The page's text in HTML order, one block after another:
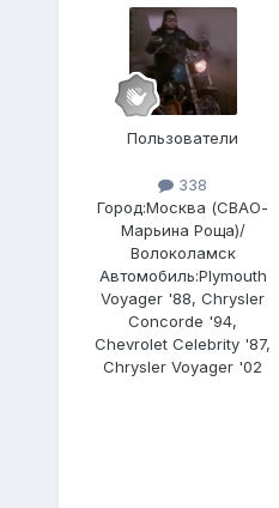
Пользователи
338
Город:Москва (СВАО-
Марьина Роща)/
Волоколамск
Автомобиль:Plymouth
Voyager '88, Chrysler
Concorde '94,
Chevrolet Celebrity '87,
Chrysler Voyager '02